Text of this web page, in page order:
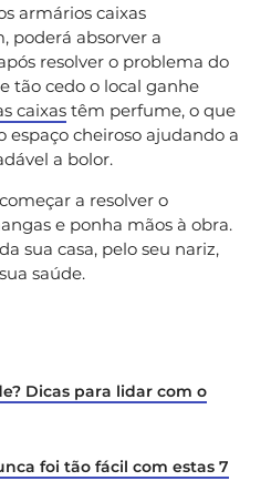
armários caixas
poderá absorver a
resolver o problema do
tão cedo o local ganhe
caixas têm perfume, o que
cheiroso ajudando a
a bolor.
a resolver o
e ponha mãos à obra.
sua casa, pelo seu nariz,
saúde.
Dicas para lidar com o
foi tão fácil com estas 7